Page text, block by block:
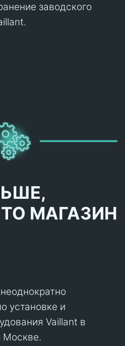
заводского
МАГАЗИН
установке и
Vaillant в
Москве.